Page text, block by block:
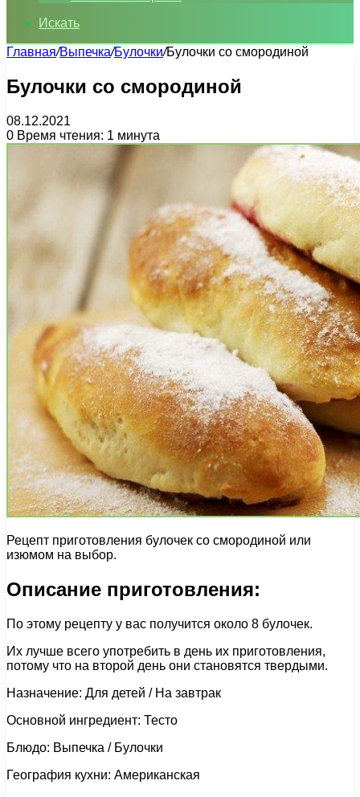
Искать
Главная/Выпечка/Булочки/Булочки со смородиной
Булочки со смородиной
08.12.2021
0 Время чтения: 1 минута
Рецепт приготовления булочек со смородиной или
изюмом на выбор.
Описание приготовления:
По этому рецепту у вас получится около 8 булочек.
Их лучше всего употребить в день их приготовления,
потому что на второй день они становятся твердыми.
Назначение: Для детей / На завтрак
Основной ингредиент: Тесто
Блюдо: Выпечка / Булочки
География кухни: Американская